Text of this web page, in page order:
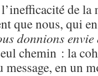
de la
que nous, qui
donnions envie
chemin : la
message, en un